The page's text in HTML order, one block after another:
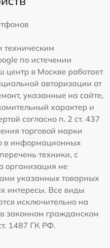
по истечении
центр в Москве работает
авторизации от
указанные на сайте,
характер и
согласно п. 2 ст. 437
торговой марки
в информационных
техники, с
организация не
указанных товарных
интересы. Все виды
исключительно на
законном гражданском
1487 ГК РФ.